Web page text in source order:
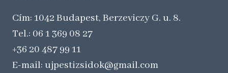
Cím: 1042 Budapest, Berzeviczy G. u. 8.
Tel.: 06 1 369 08 27
+36 20 487 99 11
E-mail: ujpestizsidok@gmail.com